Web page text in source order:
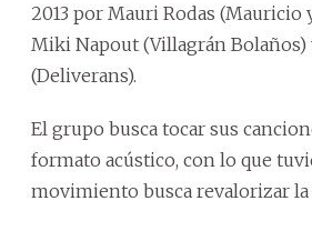
2013 por Mauri Rodas (Mauricio
Miki Napout (Villagrán Bolaños)
(Deliverans).
El grupo busca tocar sus
formato acústico, con lo que
movimiento busca revalorizar la